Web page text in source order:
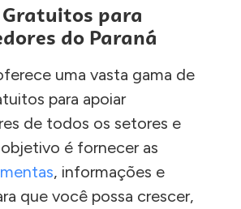
para
do Paraná
uma vasta gama de
para apoiar
de todos os setores e
é fornecer as
, informações e
que você possa crescer,